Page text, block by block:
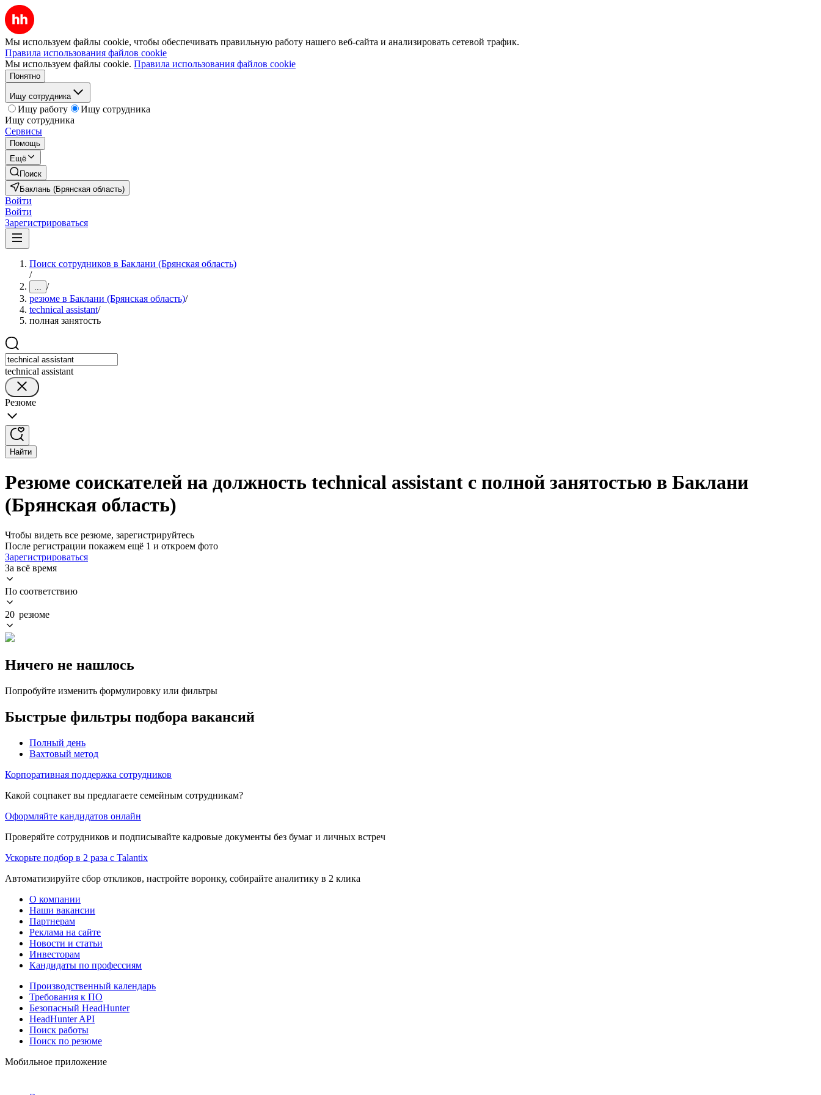
Мы используем файлы cookie, чтобы обеспечивать правильную работу нашего веб-сайта и анализировать сетевой трафик.
Правила использования файлов cookie
Мы используем файлы cookie. Правила использования файлов cookie
Понятно
Ищу сотрудника
Ищу работу
Ищу сотрудника
Ищу сотрудника
Сервисы
Помощь
Ещё
Поиск
Баклань (Брянская область)
Войти
Войти
Зарегистрироваться
Поиск сотрудников в Баклани (Брянская область)
/
... /
резюме в Баклани (Брянская область)/
technical assistant/
полная занятость
technical assistant
Резюме
Найти
Резюме соискателей на должность technical assistant с полной занятостью в Баклани
(Брянская область)
Чтобы видеть все резюме, зарегистрируйтесь
После регистрации покажем ещё 1 и откроем фото
Зарегистрироваться
За всё время
По соответствию
20 резюме
Ничего не нашлось
Попробуйте изменить формулировку или фильтры
Быстрые фильтры подбора вакансий
Полный день
Вахтовый метод
Корпоративная поддержка сотрудников
Какой соцпакет вы предлагаете семейным сотрудникам?
Оформляйте кандидатов онлайн
Проверяйте сотрудников и подписывайте кадровые документы без бумаг и личных встреч
Ускорьте подбор в 2 раза с Talantix
Автоматизируйте сбор откликов, настройте воронку, собирайте аналитику в 2 клика
О компании
Наши вакансии
Партнерам
Реклама на сайте
Новости и статьи
Инвесторам
Кандидаты по профессиям
Производственный календарь
Требования к ПО
Безопасный HeadHunter
HeadHunter API
Поиск работы
Поиск по резюме
Мобильное приложение